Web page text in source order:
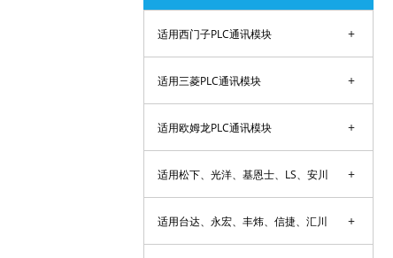
适用西门子PLC通讯模块 +
适用三菱PLC通讯模块 +
适用欧姆龙PLC通讯模块 +
适用松下、光洋、基恩士、LS、安川 +
适用台达、永宏、丰炜、信捷、汇川 +